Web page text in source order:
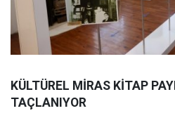
KÜLTÜREL MİRAS KİTAP
TAÇLANIYOR